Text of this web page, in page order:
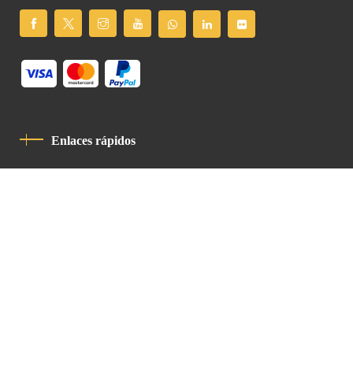
Enlaces rápidos